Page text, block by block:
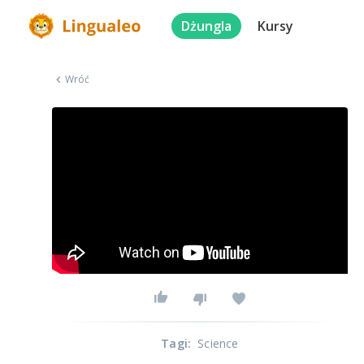
Dżungla Kursy
Wróć
Tagi: Science